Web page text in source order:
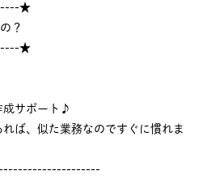
★
？
★
成サポート♪
ば、似た業務なのですぐに慣れま